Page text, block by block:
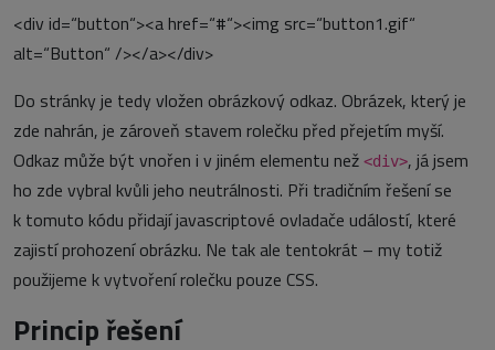
<div id=“button“><a href=“#“><img src=“button1.gif“
alt=“Button“ /></a></div>
Do stránky je tedy vložen obrázkový odkaz. Obrázek, který je
zde nahrán, je zároveň stavem rolečku před přejetím myší.
Odkaz může být vnořen i v jiném elementu než <div>, já jsem
ho zde vybral kvůli jeho neutrálnosti. Při tradičním řešení se
k tomuto kódu přidají javascriptové ovladače událostí, které
zajistí prohození obrázku. Ne tak ale tentokrát – my totiž
použijeme k vytvoření rolečku pouze CSS.
Princip řešení